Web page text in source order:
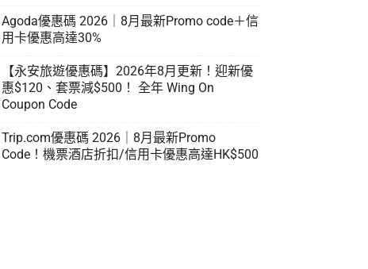
Agoda優惠碼 2026｜8月最新Promo code＋信
用卡優惠高達30%
【永安旅遊優惠碼】2026年8月更新！迎新優
惠$120、套票減$500！ 全年 Wing On
Coupon Code
Trip.com優惠碼 2026｜8月最新Promo
Code！機票酒店折扣/信用卡優惠高達HK$500